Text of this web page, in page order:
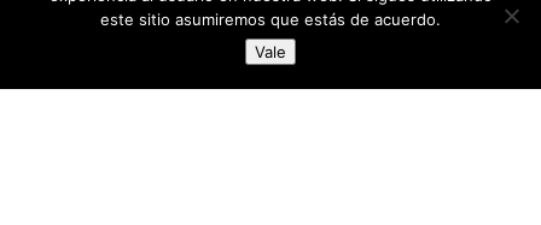
directoresdeseguridad.es
Diseñado por Centro Andaluz de Estudios y Entrenamiento
este sitio asumiremos que estás de acuerdo.
Vale